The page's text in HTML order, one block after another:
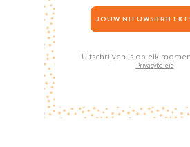
Uitschrijven is op elk
Privacybeleid